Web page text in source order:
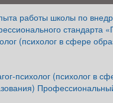
работы школы по
стандарта
(психолог в сфере
психолог (психолог в